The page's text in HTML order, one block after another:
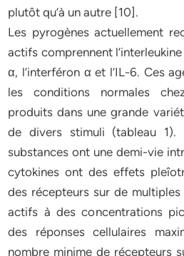
plutôt qu’à un autre [10].
Les pyrogènes actuellement
actifs comprennent
α, l’interféron α et l’IL-6. Ces
les conditions normales
produits dans une grande
de divers stimuli (tableau 1).
substances ont une demi-vie
cytokines ont des effets
des récepteurs sur de
actifs à des concentrations
des réponses cellulaires
nombre minime de récepteurs